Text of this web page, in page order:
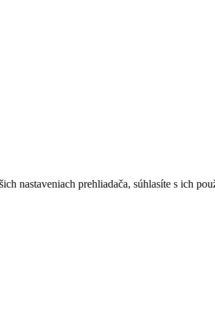
nastaveniach prehliadača, súhlasíte s ich